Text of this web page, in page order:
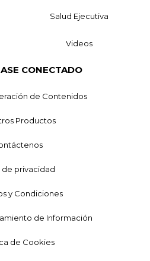
Salud Ejecutiva
Videos
CONECTADO
de Contenidos
Productos
de privacidad
y Condiciones
de Información
de Cookies